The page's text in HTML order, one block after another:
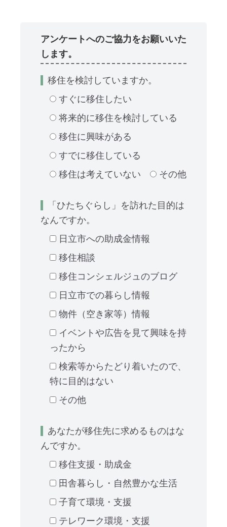
アンケートへのご協力をお願いいた
します。
移住を検討していますか。
すぐに移住したい
将来的に移住を検討している
移住に興味がある
すでに移住している
移住は考えていない
その他
「ひたちぐらし」を訪れた目的は
なんですか。
日立市への助成金情報
移住相談
移住コンシェルジュのブログ
日立市での暮らし情報
物件（空き家等）情報
イベントや広告を見て興味を持
ったから
検索等からたどり着いたので、
特に目的はない
その他
あなたが移住先に求めるものはな
んですか。
移住支援・助成金
田舎暮らし・自然豊かな生活
子育て環境・支援
テレワーク環境・支援